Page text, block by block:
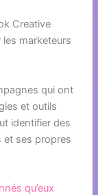
Creative
marketeurs
qui ont
et outils
identifier des
et ses propres
qu’eux